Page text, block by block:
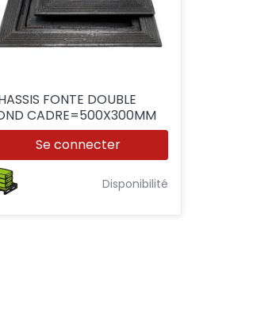
FONTE DOUBLE
CADRE=500X300MM
Se connecter
Disponibilité